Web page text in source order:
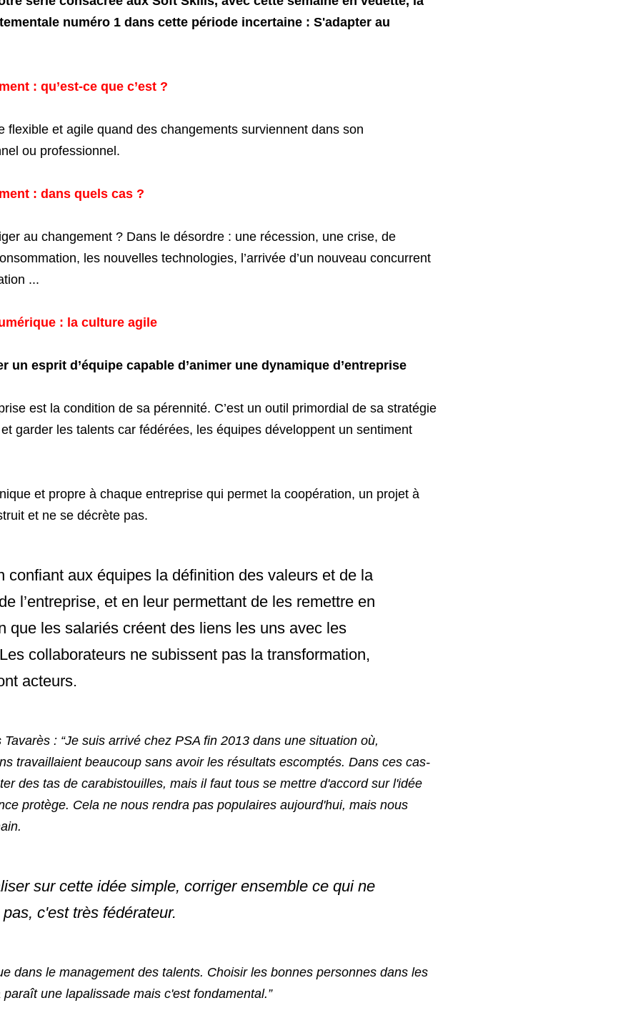
numéro 1 dans cette période incertaine : S'adapter au
: qu’est-ce que c’est ?
flexible et agile quand des changements surviennent dans son
ou professionnel.
: dans quels cas ?
au changement ? Dans le désordre : une récession, une crise, de
les nouvelles technologies, l’arrivée d’un nouveau concurrent
...
: la culture agile
un esprit d’équipe capable d’animer une dynamique d’entreprise
est la condition de sa pérennité. C’est un outil primordial de sa stratégie
garder les talents car fédérées, les équipes développent un sentiment
et propre à chaque entreprise qui permet la coopération, un projet à
et ne se décrète pas.
confiant aux équipes la définition des valeurs et de la
l’entreprise, et en leur permettant de les remettre en
que les salariés créent des liens les uns avec les
collaborateurs ne subissent pas la transformation,
acteurs.
Tavarès : “Je suis arrivé chez PSA fin 2013 dans une situation où,
travaillaient beaucoup sans avoir les résultats escomptés. Dans ces cas-
des tas de carabistouilles, mais il faut tous se mettre d'accord sur l'idée
protège. Cela ne nous rendra pas populaires aujourd'hui, mais nous
sur cette idée simple, corriger ensemble ce qui ne
c'est très fédérateur.
dans le management des talents. Choisir les bonnes personnes dans les
une lapalissade mais c'est fondamental.”